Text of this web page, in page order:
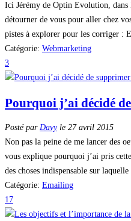
Ici Jérémy de Optin Evolution, dans
détourner de vous pour aller chez
pistes à explorer pour les corriger :
Catégorie: Webmarketing
3
Pourquoi j’ai décidé
Posté par Davyle 27 avril 2015
Non pas la peine de me lancer des
vous explique pourquoi j’ai pris
des choses indispensable sur
Catégorie: Emailing
17